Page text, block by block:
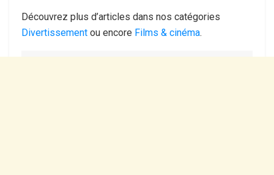
Découvrez plus d’articles dans nos catégories
Divertissement ou encore Films & cinéma.